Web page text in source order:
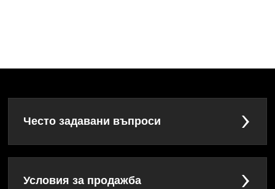
Често задавани въпроси
Условия за продажба